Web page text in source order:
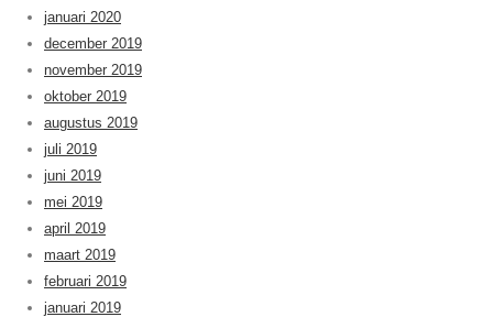
januari 2020
december 2019
november 2019
oktober 2019
augustus 2019
juli 2019
juni 2019
mei 2019
april 2019
maart 2019
februari 2019
januari 2019